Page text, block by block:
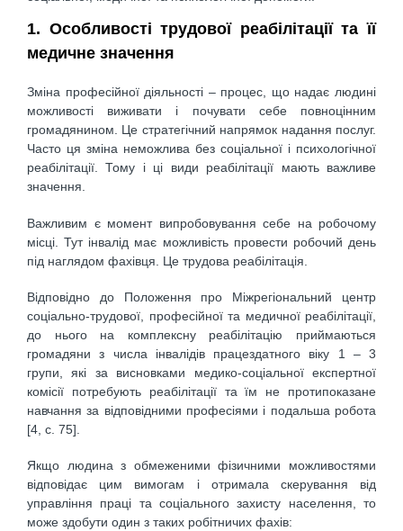
1. Особливості трудової реабілітації та її
медичне значення
Зміна професійної діяльності – процес, що надає людині
можливості виживати і почувати себе повноцінним
громадянином. Це стратегічний напрямок надання послуг.
Часто ця зміна неможлива без соціальної і психологічної
реабілітації. Тому і ці види реабілітації мають важливе
значення.
Важливим є момент випробовування себе на робочому
місці. Тут інвалід має можливість провести робочий день
під наглядом фахівця. Це трудова реабілітація.
Відповідно до Положення про Міжрегіональний центр
соціально-трудової, професійної та медичної реабілітації,
до нього на комплексну реабілітацію приймаються
громадяни з числа інвалідів працездатного віку 1 – 3
групи, які за висновками медико-соціальної експертної
комісії потребують реабілітації та їм не протипоказане
навчання за відповідними професіями і подальша робота
[4, c. 75].
Якщо людина з обмеженими фізичними можливостями
відповідає цим вимогам і отримала скерування від
управління праці та соціального захисту населення, то
може здобути один з таких робітничих фахів: